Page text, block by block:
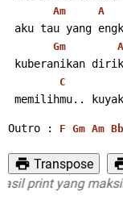
Am A
aku tau yang
Gm
kuberanikan
C
memilihmu..
Outro : F Gm Am Bb
Transpose
yang maksimal